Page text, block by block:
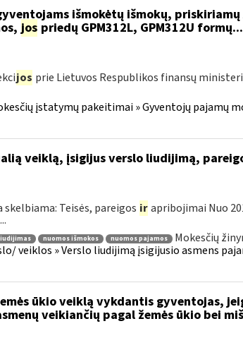
išmokėtų išmokų, priskiriamų
jos priedų GPM312L, GPM312U
jos prie Lietuvos Respublikos finansų ministeri
įstatymų pakeitimai » Gyventojų pajamų
veiklą, įsigijus verslo liudijimą,
Teisės, pareigos ir apribojimai Nuo
nuomos išmokos nuomos pajamos
Mokesčių
veiklos » Verslo liudijimą įsigijusio asmens
ūkio veiklą vykdantis gyventojas,
veikiančių pagal žemės ūkio bei